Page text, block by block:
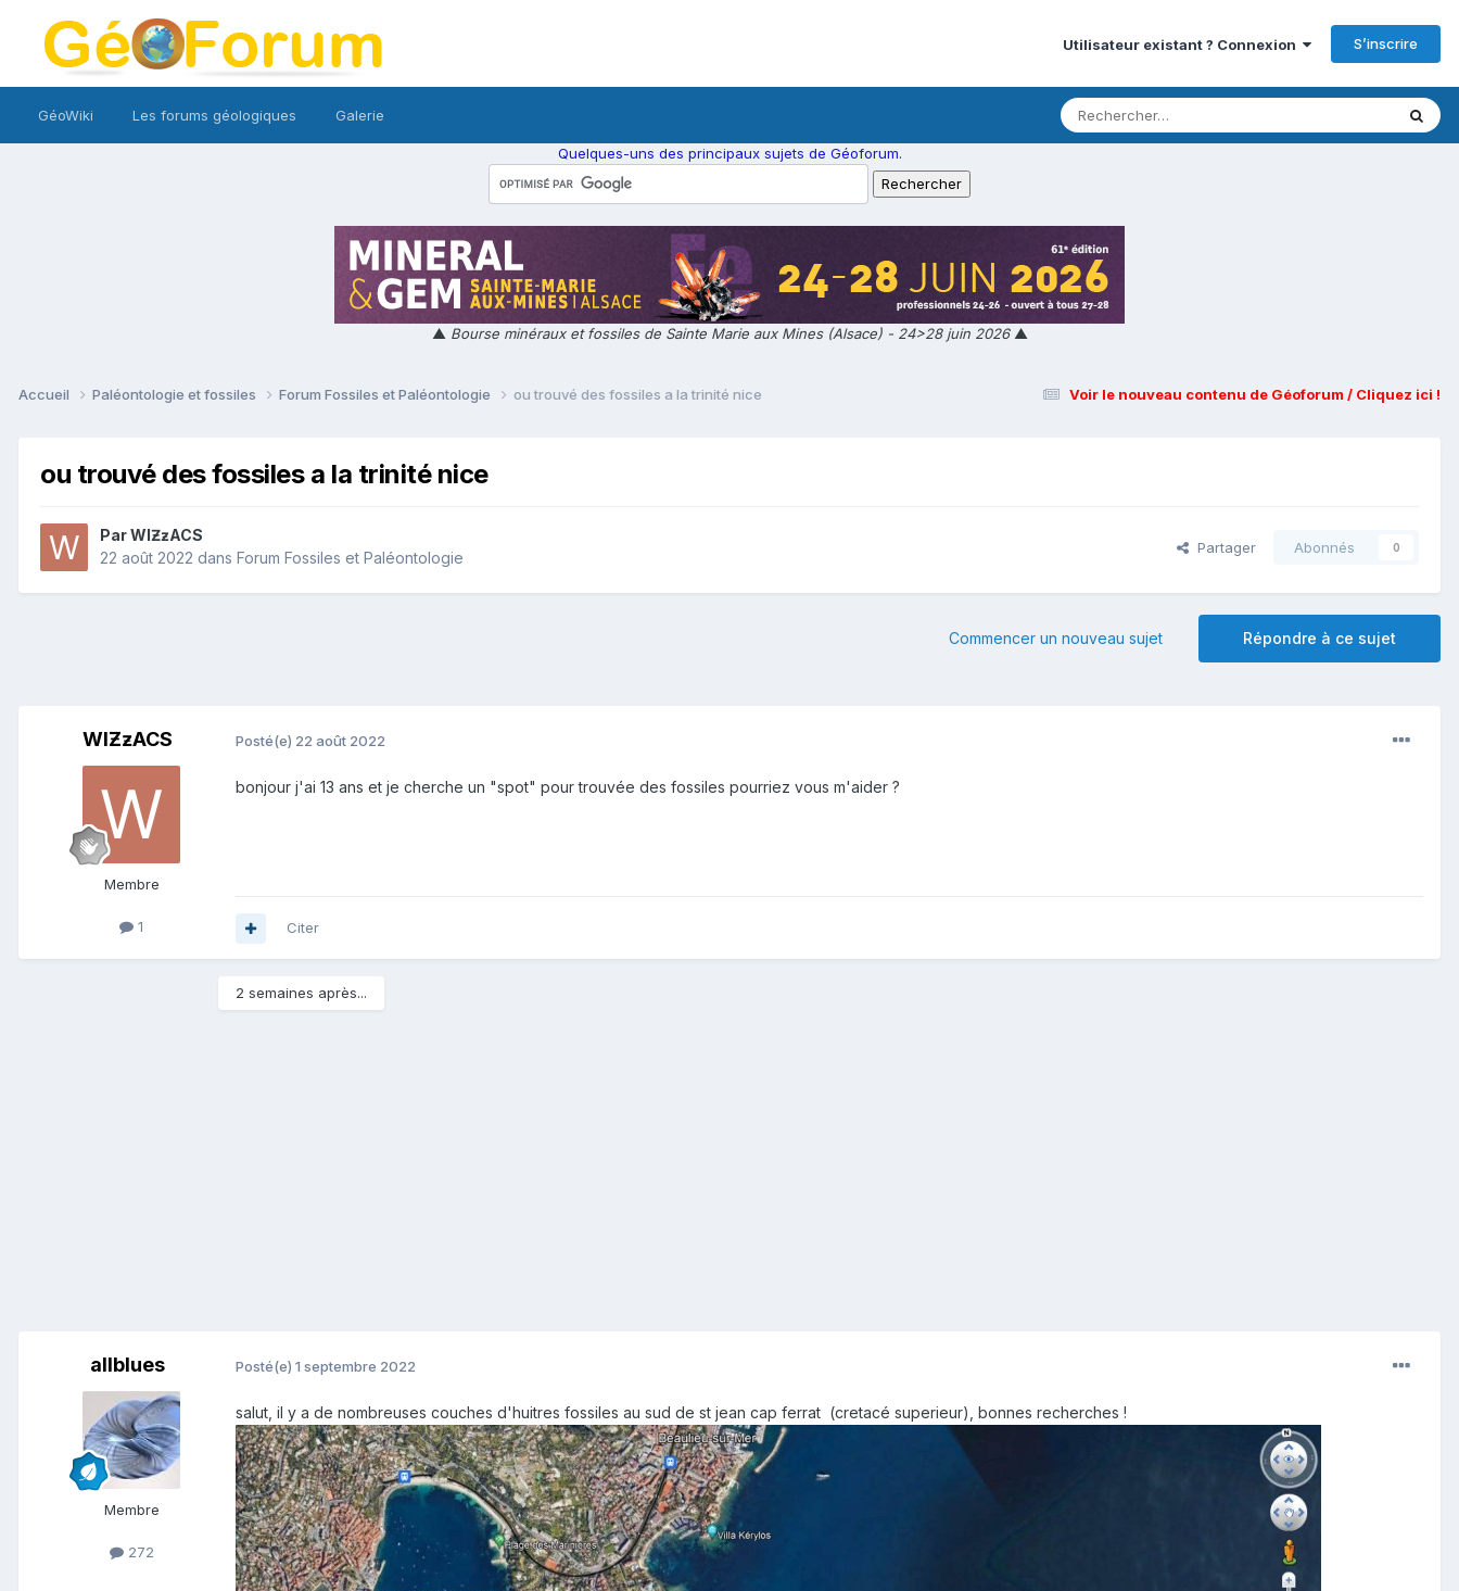
Utilisateur existant ? Connexion S’inscrire
GéoWiki Les forums géologiques Galerie
Quelques-uns des principaux sujets de Géoforum.
▲ Bourse minéraux et fossiles de Sainte Marie aux Mines (Alsace) - 24>28 juin 2026▲
Voir le nouveau contenu de Géoforum / Cliquez ici !
Accueil Paléontologie et fossiles Forum Fossiles et Paléontologie ou trouvé des fossiles a la trinité nice
ou trouvé des fossiles a la trinité nice
ParWIƵƶACS
22 août 2022 dans Forum Fossiles et Paléontologie
Partager Abonnés 0
Répondre à ce sujet
Commencer un nouveau sujet
WIƵƶACS
Membre
1
Posté(e) 22 août 2022
bonjour j'ai 13 ans et je cherche un "spot" pour trouvée des fossiles pourriez vous m'aider ?
Citer
2 semaines après...
allblues
Membre
272
Posté(e) 1 septembre 2022
salut, il y a de nombreuses couches d'huitres fossiles au sud de st jean cap ferrat (cretacé superieur), bonnes recherches !